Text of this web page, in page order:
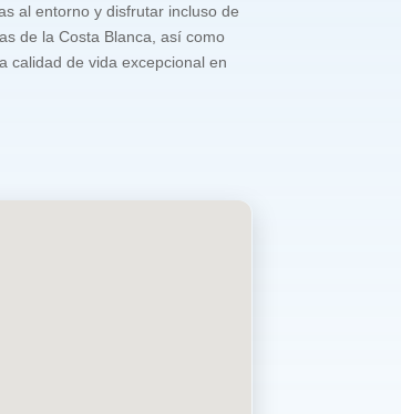
al entorno y disfrutar incluso de
de la Costa Blanca, así como
calidad de vida excepcional en